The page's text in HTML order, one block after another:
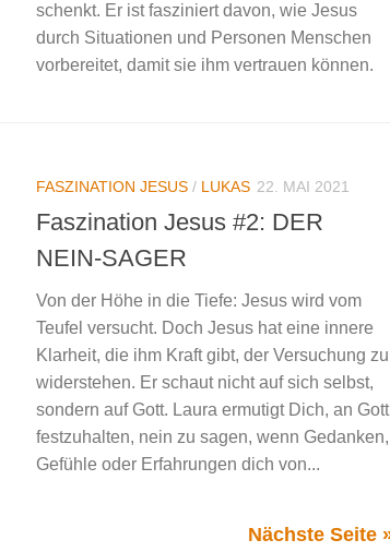
schenkt. Er ist fasziniert davon, wie Jesus
durch Situationen und Personen Menschen
vorbereitet, damit sie ihm vertrauen können.
FASZINATION JESUS / LUKAS 22. MAI 2021
Faszination Jesus #2: DER
NEIN-SAGER
Von der Höhe in die Tiefe: Jesus wird vom
Teufel versucht. Doch Jesus hat eine innere
Klarheit, die ihm Kraft gibt, der Versuchung zu
widerstehen. Er schaut nicht auf sich selbst,
sondern auf Gott. Laura ermutigt Dich, an Gott
festzuhalten, nein zu sagen, wenn Gedanken,
Gefühle oder Erfahrungen dich von...
Nächste Seite